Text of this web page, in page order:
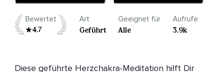
Bewertet
4.7
Art
Geführt
Geeignet für
Alle
Aufrufe
3.9k
Diese geführte Herzchakra-Meditation hilft Dir